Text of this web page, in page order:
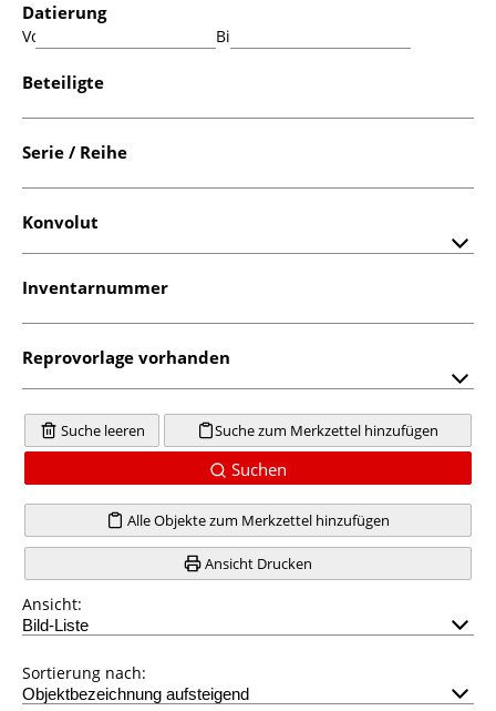
Datierung
Von: Bis:
Beteiligte
Serie / Reihe
Konvolut
Inventarnummer
Reprovorlage vorhanden
Suche leeren Suche zum Merkzettel hinzufügen
Suchen
Alle Objekte zum Merkzettel hinzufügen
Ansicht Drucken
Ansicht:
Sortierung nach: